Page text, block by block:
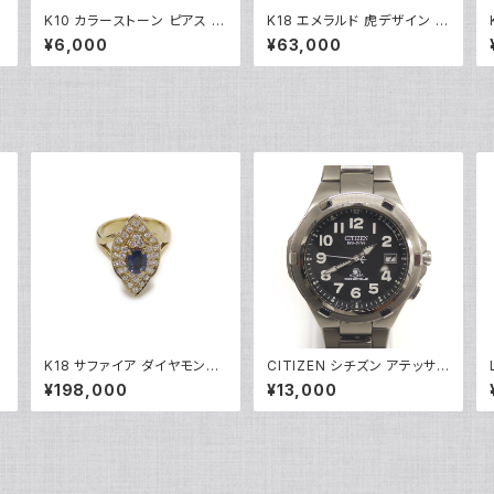
K10 カラーストーン ピアス 1
0金 スタッドピアス Y04900
¥6,000
K18 エメラルド 虎デザイン ピ
アス 18金 スタッドピアス Y0
4883
¥63,000
K18 サファイア ダイヤモンド
デザインリング 18金 指輪 12
号 Y05246
¥198,000
CITIZEN シチズン アテッサ
エコドライブ ソーラー 電波時
計 H410-T003967 黒文字
盤 Y05270
¥13,000